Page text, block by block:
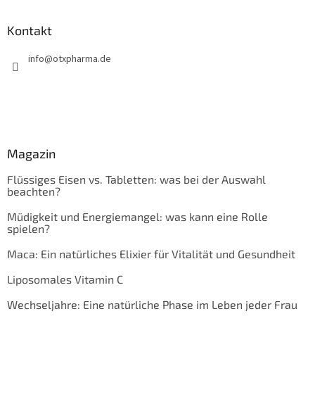
Kontakt
info@otxpharma.de
Magazin
Flüssiges Eisen vs. Tabletten: was bei der Auswahl
beachten?
Müdigkeit und Energiemangel: was kann eine Rolle
spielen?
Maca: Ein natürliches Elixier für Vitalität und Gesundheit
Liposomales Vitamin C
Wechseljahre: Eine natürliche Phase im Leben jeder Frau